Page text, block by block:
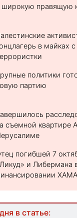
широкую правящую
в майках
политики
партию
съемной квартире
погибшей 7
и Либермана
в статье: